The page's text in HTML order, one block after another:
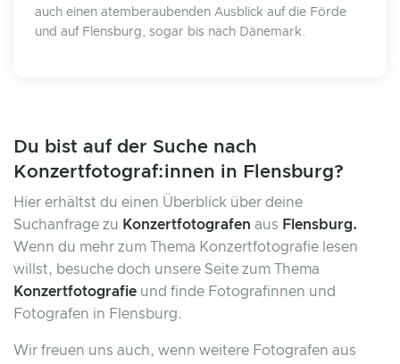
auch einen atemberaubenden Ausblick auf die Förde
und auf Flensburg, sogar bis nach Dänemark.
Du bist auf der Suche nach
Konzertfotograf:innen in Flensburg?
Hier erhältst du einen Überblick über deine
Suchanfrage zu Konzertfotografen aus Flensburg.
Wenn du mehr zum Thema Konzertfotografie lesen
willst, besuche doch unsere Seite zum Thema
Konzertfotografie und finde Fotografinnen und
Fotografen in Flensburg.
Wir freuen uns auch, wenn weitere Fotografen aus